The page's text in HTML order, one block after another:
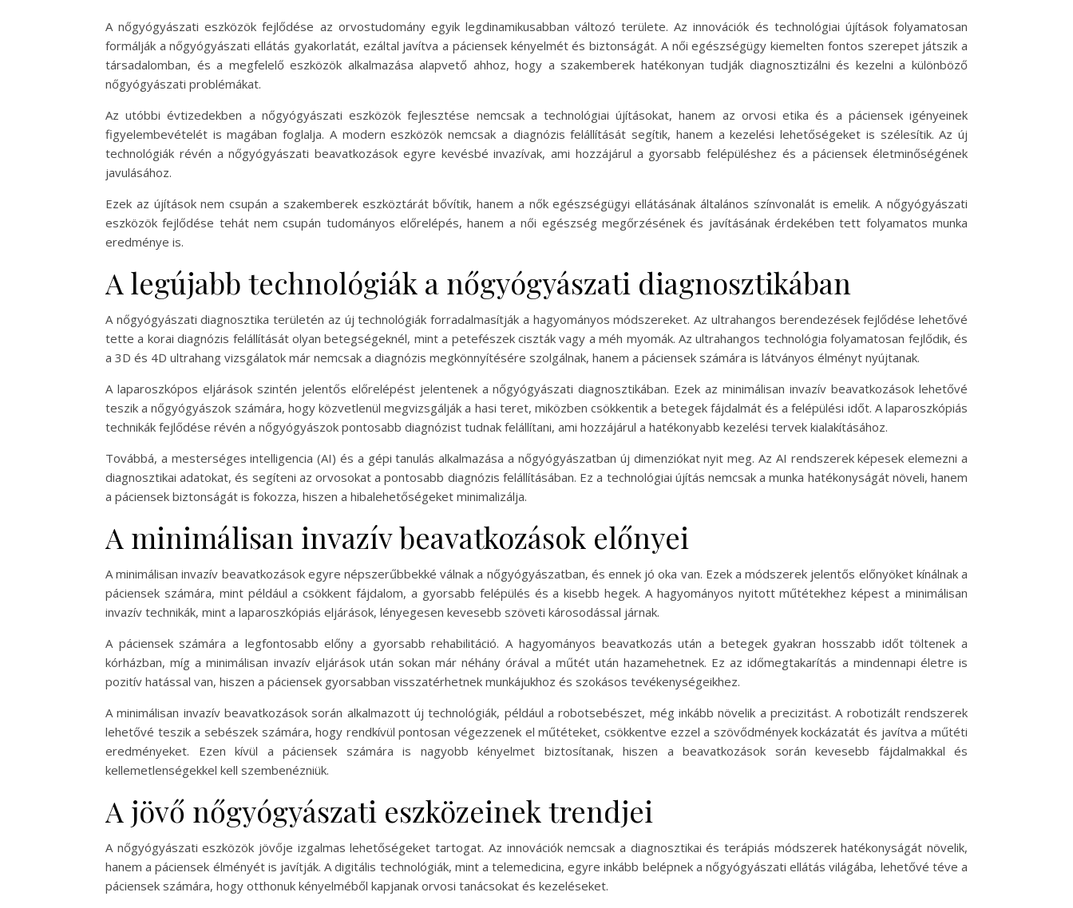
A nőgyógyászati eszközök fejlődése az orvostudomány egyik legdinamikusabban változó területe. Az innovációk és technológiai újítások folyamatosan
formálják a nőgyógyászati ellátás gyakorlatát, ezáltal javítva a páciensek kényelmét és biztonságát. A női egészségügy kiemelten fontos szerepet játszik a
társadalomban, és a megfelelő eszközök alkalmazása alapvető ahhoz, hogy a szakemberek hatékonyan tudják diagnosztizálni és kezelni a különböző
nőgyógyászati problémákat.
Az utóbbi évtizedekben a nőgyógyászati eszközök fejlesztése nemcsak a technológiai újításokat, hanem az orvosi etika és a páciensek igényeinek
figyelembevételét is magában foglalja. A modern eszközök nemcsak a diagnózis felállítását segítik, hanem a kezelési lehetőségeket is szélesítik. Az új
technológiák révén a nőgyógyászati beavatkozások egyre kevésbé invazívak, ami hozzájárul a gyorsabb felépüléshez és a páciensek életminőségének
javulásához.
Ezek az újítások nem csupán a szakemberek eszköztárát bővítik, hanem a nők egészségügyi ellátásának általános színvonalát is emelik. A nőgyógyászati
eszközök fejlődése tehát nem csupán tudományos előrelépés, hanem a női egészség megőrzésének és javításának érdekében tett folyamatos munka
eredménye is.
A legújabb technológiák a nőgyógyászati diagnosztikában
A nőgyógyászati diagnosztika területén az új technológiák forradalmasítják a hagyományos módszereket. Az ultrahangos berendezések fejlődése lehetővé
tette a korai diagnózis felállítását olyan betegségeknél, mint a petefészek ciszták vagy a méh myomák. Az ultrahangos technológia folyamatosan fejlődik, és
a 3D és 4D ultrahang vizsgálatok már nemcsak a diagnózis megkönnyítésére szolgálnak, hanem a páciensek számára is látványos élményt nyújtanak.
A laparoszkópos eljárások szintén jelentős előrelépést jelentenek a nőgyógyászati diagnosztikában. Ezek az minimálisan invazív beavatkozások lehetővé
teszik a nőgyógyászok számára, hogy közvetlenül megvizsgálják a hasi teret, miközben csökkentik a betegek fájdalmát és a felépülési időt. A laparoszkópiás
technikák fejlődése révén a nőgyógyászok pontosabb diagnózist tudnak felállítani, ami hozzájárul a hatékonyabb kezelési tervek kialakításához.
Továbbá, a mesterséges intelligencia (AI) és a gépi tanulás alkalmazása a nőgyógyászatban új dimenziókat nyit meg. Az AI rendszerek képesek elemezni a
diagnosztikai adatokat, és segíteni az orvosokat a pontosabb diagnózis felállításában. Ez a technológiai újítás nemcsak a munka hatékonyságát növeli, hanem
a páciensek biztonságát is fokozza, hiszen a hibalehetőségeket minimalizálja.
A minimálisan invazív beavatkozások előnyei
A minimálisan invazív beavatkozások egyre népszerűbbekké válnak a nőgyógyászatban, és ennek jó oka van. Ezek a módszerek jelentős előnyöket kínálnak a
páciensek számára, mint például a csökkent fájdalom, a gyorsabb felépülés és a kisebb hegek. A hagyományos nyitott műtétekhez képest a minimálisan
invazív technikák, mint a laparoszkópiás eljárások, lényegesen kevesebb szöveti károsodással járnak.
A páciensek számára a legfontosabb előny a gyorsabb rehabilitáció. A hagyományos beavatkozás után a betegek gyakran hosszabb időt töltenek a
kórházban, míg a minimálisan invazív eljárások után sokan már néhány órával a műtét után hazamehetnek. Ez az időmegtakarítás a mindennapi életre is
pozitív hatással van, hiszen a páciensek gyorsabban visszatérhetnek munkájukhoz és szokásos tevékenységeikhez.
A minimálisan invazív beavatkozások során alkalmazott új technológiák, például a robotsebészet, még inkább növelik a precizitást. A robotizált rendszerek
lehetővé teszik a sebészek számára, hogy rendkívül pontosan végezzenek el műtéteket, csökkentve ezzel a szövődmények kockázatát és javítva a műtéti
eredményeket. Ezen kívül a páciensek számára is nagyobb kényelmet biztosítanak, hiszen a beavatkozások során kevesebb fájdalmakkal és
kellemetlenségekkel kell szembenézniük.
A jövő nőgyógyászati eszközeinek trendjei
A nőgyógyászati eszközök jövője izgalmas lehetőségeket tartogat. Az innovációk nemcsak a diagnosztikai és terápiás módszerek hatékonyságát növelik,
hanem a páciensek élményét is javítják. A digitális technológiák, mint a telemedicina, egyre inkább belépnek a nőgyógyászati ellátás világába, lehetővé téve a
páciensek számára, hogy otthonuk kényelméből kapjanak orvosi tanácsokat és kezeléseket.